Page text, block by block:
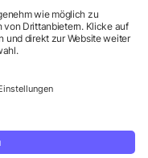
und
MwSt.